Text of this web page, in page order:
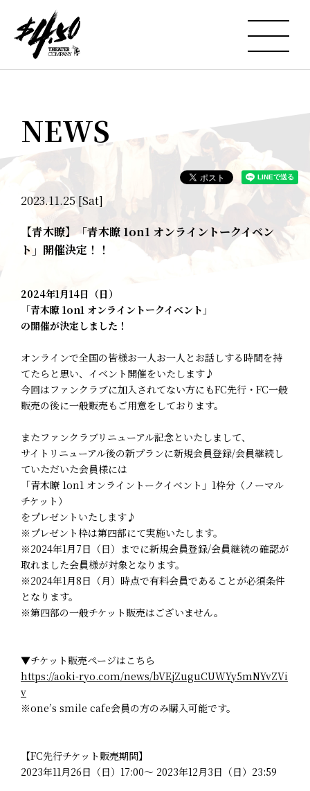
NEWS
2023.11.25 [Sat]
【青木瞭】「青木瞭 1on1 オンライントークイベン
ト」開催決定！！
2024年1月14日（日）
「青木瞭 1on1 オンライントークイベント」
の開催が決定しました！
オンラインで全国の皆様お一人お一人とお話しする時間を持
てたらと思い、イベント開催をいたします♪
今回はファンクラブに加入されてない方にもFC先行・FC一般
販売の後に一般販売もご用意をしております。
またファンクラブリニューアル記念といたしまして、
サイトリニューアル後の新プランに新規会員登録/会員継続し
ていただいた会員様には
「青木瞭 1on1 オンライントークイベント」1枠分（ノーマル
チケット）
をプレゼントいたします♪
※プレゼント枠は第四部にて実施いたします。
※2024年1月7日（日）までに新規会員登録/会員継続の確認が
取れました会員様が対象となります。
※2024年1月8日（月）時点で有料会員であることが必須条件
となります。
※第四部の一般チケット販売はございません。
▼チケット販売ページはこちら
https://aoki-ryo.com/news/bVEjZuguCUWYy5mNYvZVi
v
※one’s smile cafe会員の方のみ購入可能です。
【FC先行チケット販売期間】
2023年11月26日（日）17:00～ 2023年12月3日（日）23:59